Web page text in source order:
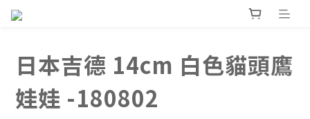
日本吉德 14cm 白色貓頭鷹
娃娃 -180802